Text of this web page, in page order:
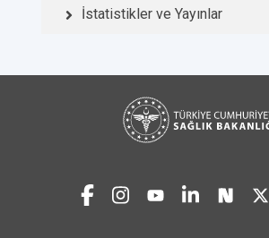
İstatistikler ve Yayınlar